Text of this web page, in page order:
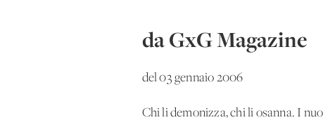
da GxG Magazine
del 03 gennaio 2006
Chi li demonizza, chi li osanna. I